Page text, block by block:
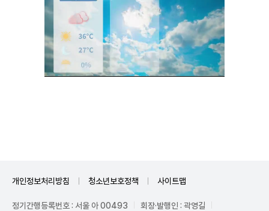
개인정보처리방침 청소년보호정책 사이트맵
정기간행등록번호 : 서울 아 00493
회장·발행인 : 곽영길